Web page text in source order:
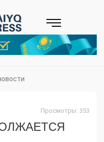
Просмотры: 353